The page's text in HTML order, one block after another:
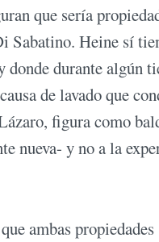
que sería
Sabatino. Heine sí
donde durante algún
de lavado que
figura como
nueva- y no a la
ambas propiedades